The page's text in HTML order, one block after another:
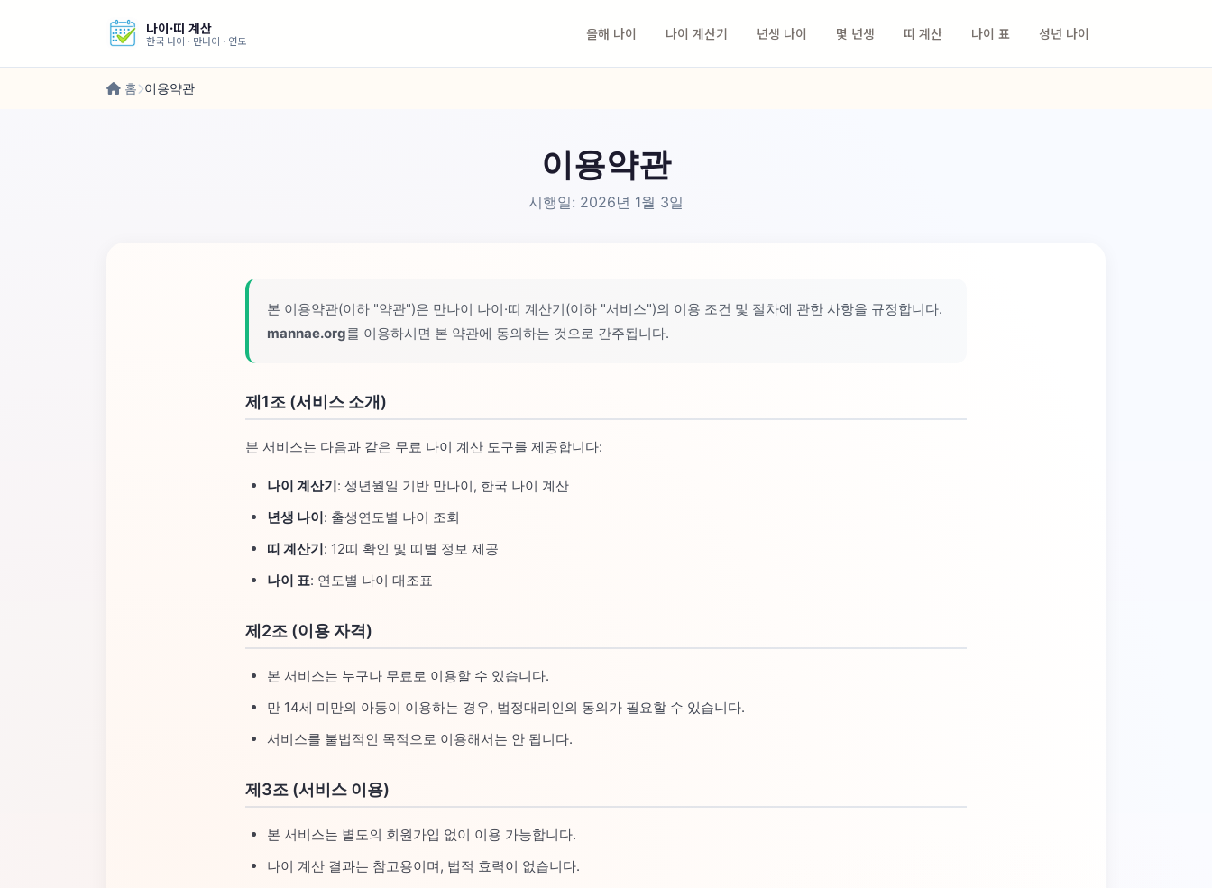
나이·띠 계산
한국 나이 · 만나이 · 연도 올해 나이 나이 계산기 년생 나이 몇 년생 띠 계산 나이 표 성년 나이
홈 이용약관
이용약관
시행일: 2026년 1월 3일
본 이용약관(이하 "약관")은 만나이 나이·띠 계산기(이하 "서비스")의 이용 조건 및 절차에 관한 사항을 규정합니다.
mannae.org를 이용하시면 본 약관에 동의하는 것으로 간주됩니다.
제1조 (서비스 소개)
본 서비스는 다음과 같은 무료 나이 계산 도구를 제공합니다:
나이 계산기: 생년월일 기반 만나이, 한국 나이 계산
년생 나이: 출생연도별 나이 조회
띠 계산기: 12띠 확인 및 띠별 정보 제공
나이 표: 연도별 나이 대조표
제2조 (이용 자격)
본 서비스는 누구나 무료로 이용할 수 있습니다.
만 14세 미만의 아동이 이용하는 경우, 법정대리인의 동의가 필요할 수 있습니다.
서비스를 불법적인 목적으로 이용해서는 안 됩니다.
제3조 (서비스 이용)
본 서비스는 별도의 회원가입 없이 이용 가능합니다.
나이 계산 결과는 참고용이며, 법적 효력이 없습니다.